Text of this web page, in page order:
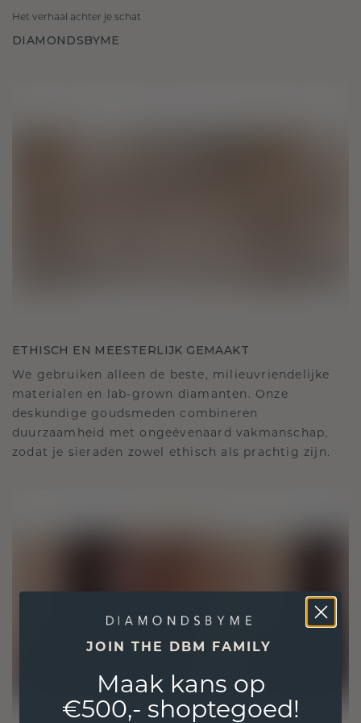
Het verhaal achter je schat
DIAMONDSBYME
ETHISCH EN MEESTERLIJK GEMAAKT
We gebruiken alleen de beste, milieuvriendelijke
materialen en lab-grown diamanten. Onze
deskundige goudsmeden combineren
duurzaamheid met ongeëvenaard vakmanschap,
zodat je sieraden zowel ethisch als prachtig zijn.
JOIN THE DBM FAMILY
Maak kans op
€500,- shoptegoed!